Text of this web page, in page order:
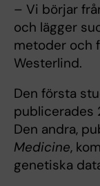
– Vi börjar
och lägger
metoder och
Westerlind.
Den första
publicerades
Den andra,
Medicine,
genetiska